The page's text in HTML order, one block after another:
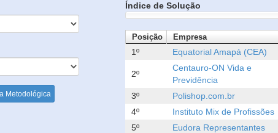
Metodológica
Índice de Solução
Posição Empresa
1º Equatorial Amapá (CEA)
2º
Centauro-ON Vida e
Previdência
3º Polishop.com.br
4º
Instituto Mix de Profissões
5º
Eudora Representantes